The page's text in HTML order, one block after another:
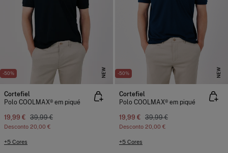
-50% NEW
Cortefiel
Polo COOLMAX® em piqué
19,99 € 39,99 €
Desconto 20,00 €
+5 Cores
-50% NEW
Cortefiel
Polo COOLMAX® em piqué
19,99 € 39,99 €
Desconto 20,00 €
+5 Cores